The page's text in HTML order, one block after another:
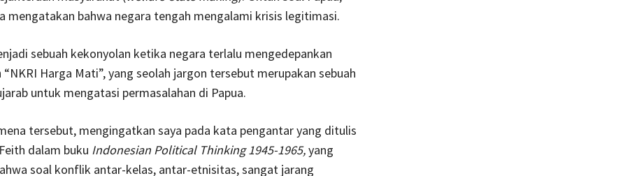
mengatakan bahwa negara tengah mengalami krisis legitimasi.
sebuah kekonyolan ketika negara terlalu mengedepankan
Harga Mati”, yang seolah jargon tersebut merupakan sebuah
untuk mengatasi permasalahan di Papua.
tersebut, mengingatkan saya pada kata pengantar yang ditulis
dalam buku Indonesian Political Thinking 1945-1965,yang
soal konflik antar-kelas, antar-etnisitas, sangat jarang